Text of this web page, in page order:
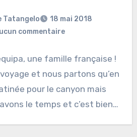
Tatangelo
18 mai 2018
commentaire
une famille française !
et nous partons qu’en
pour le canyon mais
le temps et c’est bien…